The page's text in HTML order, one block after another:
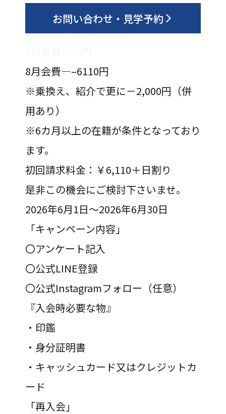
お問い合わせ・見学予約
事務手数料–0円
6月会費—–日割り料金
8月会費—–6110円
※乗換え、紹介で更に－2,000円（併
用あり）
※6カ月以上の在籍が条件となっており
ます。
初回請求料金：￥6,110＋日割り
是非この機会にご検討下さいませ。
2026年6月1日～2026年6月30日
「キャンペーン内容」
〇アンケート記入
〇公式LINE登録
〇公式Instagramフォロー（任意）
『入会時必要な物』
・印鑑
・身分証明書
・キャッシュカード又はクレジットカ
ード
「再入会」